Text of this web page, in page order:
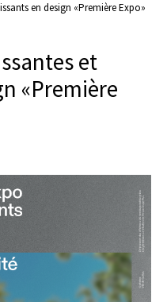
en design «Première Expo»
et
«Première